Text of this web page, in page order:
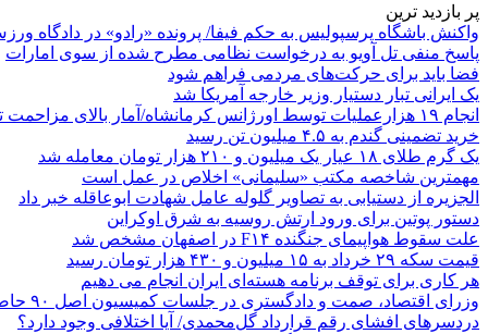
پر بازدید ترین
واکنش باشگاه پرسپولیس به حکم فیفا/ پرونده «رادو» در دادگاه
پاسخ منفی تل آویو به درخواست نظامی مطرح شده از سوی امارات
فضا باید برای حرکت‌های مردمی فراهم شود
یک ایرانی تبار دستیار وزیر خارجه آمریکا شد
انجام ۱۹ هزارعملیات توسط اورژانس کرمانشاه/آمار بالای مزاحمت تلفنی
خرید تضمینی گندم به ۴.۵ میلیون تن رسید
یک گرم طلای ۱۸ عیار یک میلیون و ۲۱۰ هزار تومان معامله شد
مهمترین شاخصه مکتب «سلیمانی» اخلاص در عمل است
الجزیره از دستیابی به تصاویر گلوله عامل شهادت ابوعاقله خبر داد
دستور پوتین برای ورود ارتش روسیه به شرق اوکراین
علت سقوط هواپیمای جنگنده F۱۴ در اصفهان مشخص شد
قیمت سکه ۲۹ خرداد به ۱۵ میلیون و ۴۳۰ هزار تومان رسید
هر کاری برای توقف برنامه هسته‌ای ایران انجام می دهیم
وزرای اقتصاد، صمت و دادگستری در جلسات کمیسیون اصل ۹۰ حاضر می‌شوند
دردسرهای افشای رقم قرارداد گل‌محمدی/ آیا اختلافی وجود دارد؟